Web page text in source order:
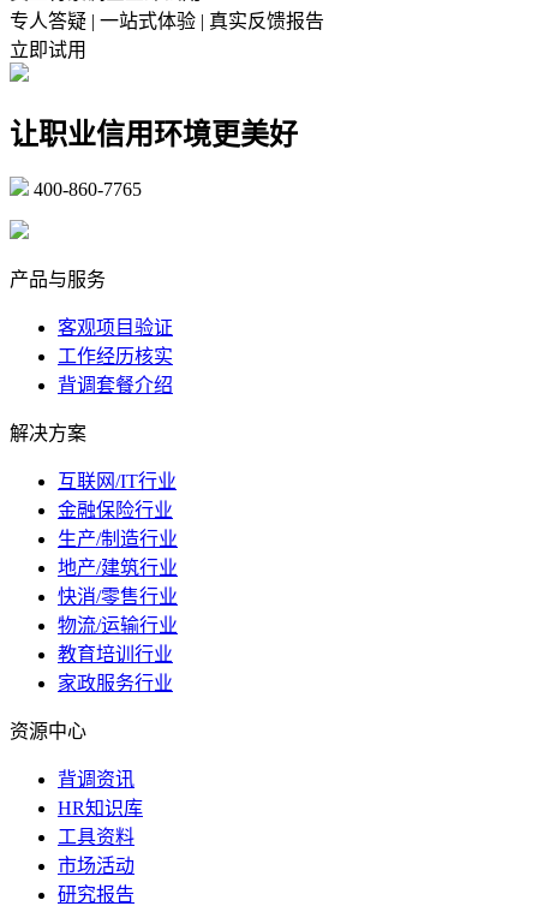
专人答疑 | 一站式体验 | 真实反馈报告
立即试用
让职业信用环境更美好
400-860-7765
产品与服务
客观项目验证
工作经历核实
背调套餐介绍
解决方案
互联网/IT行业
金融保险行业
生产/制造行业
地产/建筑行业
快消/零售行业
物流/运输行业
教育培训行业
家政服务行业
资源中心
背调资讯
HR知识库
工具资料
市场活动
研究报告